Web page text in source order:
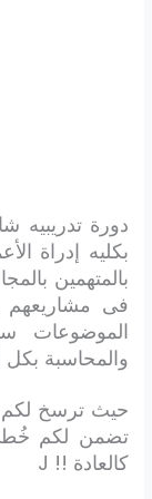
دورة تدريبيه
بكليه إدراة
بالمتهمين
فى مشاريعهم
الموضوعات
والمحاسبة بكل
حيث ترسخ لكم
تضمن لكم
كالعادة !! J